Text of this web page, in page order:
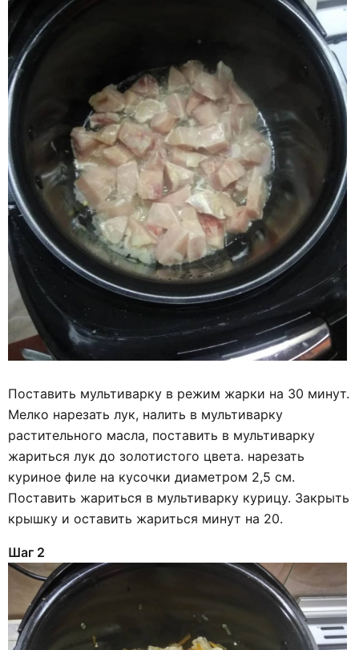
Поставить мультиварку в режим жарки на 30 минут.
Мелко нарезать лук, налить в мультиварку
растительного масла, поставить в мультиварку
жариться лук до золотистого цвета. нарезать
куриное филе на кусочки диаметром 2,5 см.
Поставить жариться в мультиварку курицу. Закрыть
крышку и оставить жариться минут на 20.
Шаг 2